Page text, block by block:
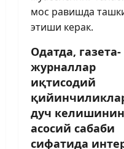
мос равишда
этиши керак.
Одатда, газета-
журналлар
иқтисодий
дуч
асосий сабаби
сифатида